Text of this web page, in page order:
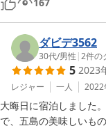
ダビデ3562
30代/男性 |2件の
5 2023
レジャー 一人 2022
大晦日に宿泊しました
で、五島の美味しいも